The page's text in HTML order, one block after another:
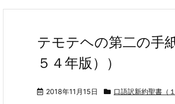
テモテヘの第二の手
５４年版））
2018年11月15日 口語訳新約聖書（